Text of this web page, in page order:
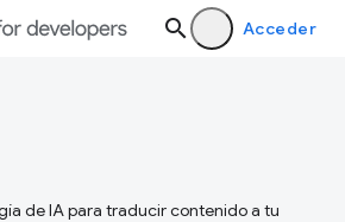
Acceder
de IA para traducir contenido a tu